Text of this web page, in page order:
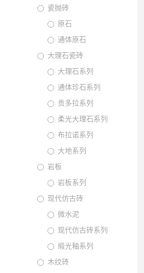
瓷抛砖
原石
通体原石
大理石瓷砖
大理石系列
通体珍石系列
贡多拉系列
柔光大理石系列
布拉诺系列
大地系列
岩板
岩板系列
现代仿古砖
微水泥
现代仿古砖系列
缎光釉系列
木纹砖